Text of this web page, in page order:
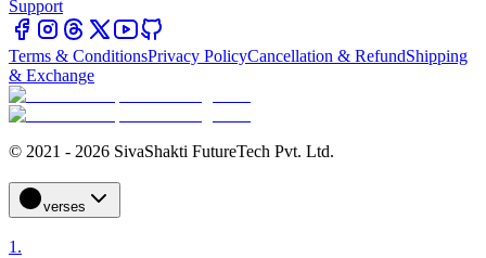
Support
Terms & ConditionsPrivacy PolicyCancellation & RefundShipping
& Exchange
© 2021 - 2026 SivaShakti FutureTech Pvt. Ltd.
verses
1.